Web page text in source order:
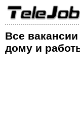
Все
дому и